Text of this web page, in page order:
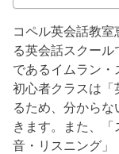
コペル英会話教
る英会話スクー
であるイムラン・
初心者クラスは
るため、分から
きます。また、
音・リスニング